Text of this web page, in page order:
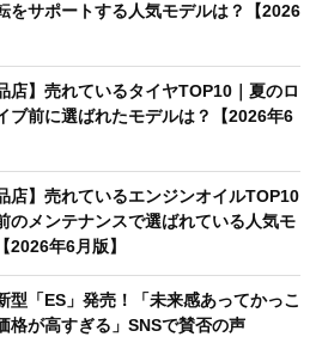
をサポートする人気モデルは？【2026
店】売れているタイヤTOP10｜夏のロ
ブ前に選ばれたモデルは？【2026年6
店】売れているエンジンオイルTOP10
のメンテナンスで選ばれている人気モ
2026年6月版】
型「ES」発売！「未来感あってかっこ
格が高すぎる」SNSで賛否の声